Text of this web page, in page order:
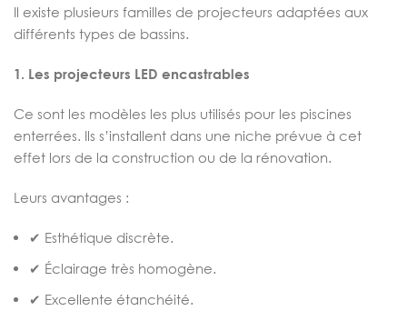
Il existe plusieurs familles de projecteurs adaptées aux
différents types de bassins.
1. Les projecteurs LED encastrables
Ce sont les modèles les plus utilisés pour les piscines
enterrées. Ils s’installent dans une niche prévue à cet
effet lors de la construction ou de la rénovation.
Leurs avantages :
✔ Esthétique discrète.
✔ Éclairage très homogène.
✔ Excellente étanchéité.